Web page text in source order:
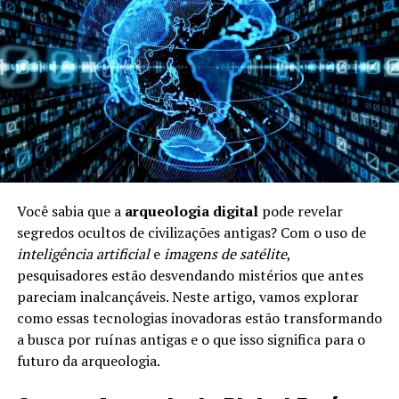
Relações sociais:Conexões interpessoais
podem impactar nossa saúde mental e física.
Alimentação e Longevidade
Aalimentaçãoé um dos pilares da longevidade. Uma
dieta equilibrada e rica em nutrientes pode aumentar a
expectativa de vida. Aqui estão alguns pontos
Frutas e Verduras:Ricas em vitaminas e
antioxidantes, ajudam a combater doenças.
Riqueza em Omega-3:Alimentos como peixe e
nozes são benéficos para o coração.
Moderação:Comer porções controladas é crucial
para evitar doenças ligadas à obesidade.
Você sabia que a arqueologia digitalpode revelar
segredos ocultos de civilizações antigas? Com o uso de
inteligência artificialeimagens de satélite,
pesquisadores estão desvendando mistérios que antes
pareciam inalcançáveis. Neste artigo, vamos explorar
como essas tecnologias inovadoras estão transformando
a busca por ruínas antigas e o que isso significa para o
futuro da arqueologia.